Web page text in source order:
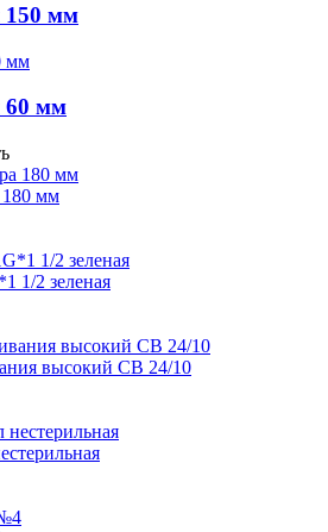
150 мм
60 мм
180 мм
1/2 зеленая
высокий СВ 24/10